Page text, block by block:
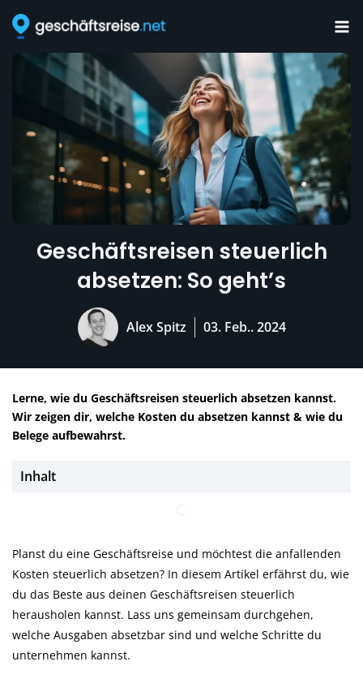
Inhalt
Geschäftsreisen steuerlich
absetzen: So geht’s
Alex Spitz 03. Feb.. 2024
Lerne, wie du Geschäftsreisen steuerlich absetzen kannst.
Wir zeigen dir, welche Kosten du absetzen kannst & wie du
Belege aufbewahrst.
Inhalt
Planst du eine Geschäftsreise und möchtest die anfallenden
Kosten steuerlich absetzen? In diesem Artikel erfährst du, wie
du das Beste aus deinen Geschäftsreisen steuerlich
herausholen kannst. Lass uns gemeinsam durchgehen,
welche Ausgaben absetzbar sind und welche Schritte du
unternehmen kannst.